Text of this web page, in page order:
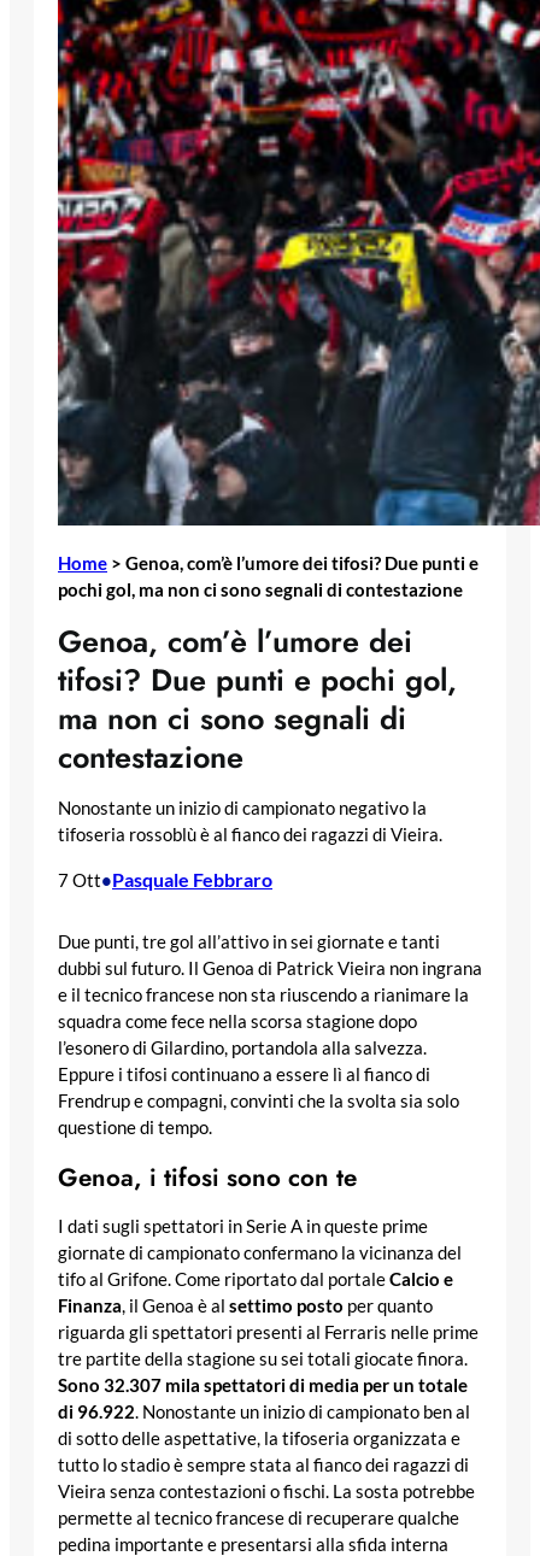
Home > Genoa, com’è l’umore dei tifosi? Due punti e
pochi gol, ma non ci sono segnali di contestazione
Genoa, com’è l’umore dei
tifosi? Due punti e pochi gol,
ma non ci sono segnali di
contestazione
Nonostante un inizio di campionato negativo la
tifoseria rossoblù è al fianco dei ragazzi di Vieira.
7 Ott•Pasquale Febbraro
Due punti, tre gol all’attivo in sei giornate e tanti
dubbi sul futuro. Il Genoa di Patrick Vieira non ingrana
e il tecnico francese non sta riuscendo a rianimare la
squadra come fece nella scorsa stagione dopo
l’esonero di Gilardino, portandola alla salvezza.
Eppure i tifosi continuano a essere lì al fianco di
Frendrup e compagni, convinti che la svolta sia solo
questione di tempo.
Genoa, i tifosi sono con te
I dati sugli spettatori in Serie A in queste prime
giornate di campionato confermano la vicinanza del
tifo al Grifone. Come riportato dal portaleCalcio e
Finanza, il Genoa è al settimo posto per quanto
riguarda gli spettatori presenti al Ferraris nelle prime
tre partite della stagione su sei totali giocate finora.
Sono 32.307 mila spettatori di media per un totale
di 96.922. Nonostante un inizio di campionato ben al
di sotto delle aspettative, la tifoseria organizzata e
tutto lo stadio è sempre stata al fianco dei ragazzi di
Vieira senza contestazioni o fischi. La sosta potrebbe
permette al tecnico francese di recuperare qualche
pedina importante e presentarsi alla sfida interna